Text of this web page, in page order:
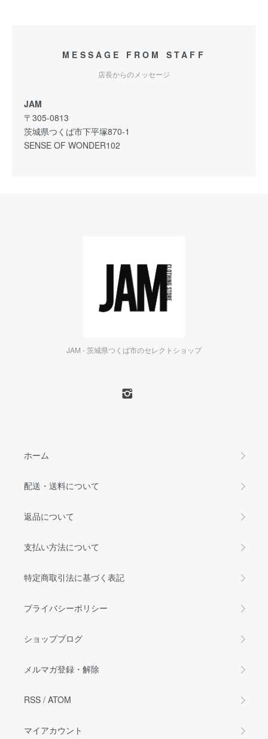
MESSAGE FROM STAFF
店長からのメッセージ
JAM
〒305-0813
茨城県つくば市下平塚870-1
SENSE OF WONDER102
JAM - 茨城県つくば市のセレクトショップ
ホーム
配送・送料について
返品について
支払い方法について
特定商取引法に基づく表記
プライバシーポリシー
ショップブログ
メルマガ登録・解除
RSS / ATOM
マイアカウント